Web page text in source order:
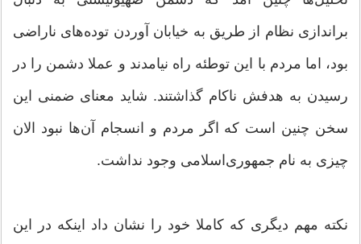
براندازی نظام از طریق به خیابان آوردن توده‌های ناراضی
بود، اما مردم با این توطئه راه نیامدند و عملا دشمن را در
رسیدن به هدفش ناکام گذاشتند. شاید معنای ضمنی این
سخن چنین است که اگر مردم و انسجام آن‌ها نبود الان
چیزی به نام جمهوری‌اسلامی وجود نداشت.
نکته مهم دیگری که کاملا خود را نشان داد اینکه در این